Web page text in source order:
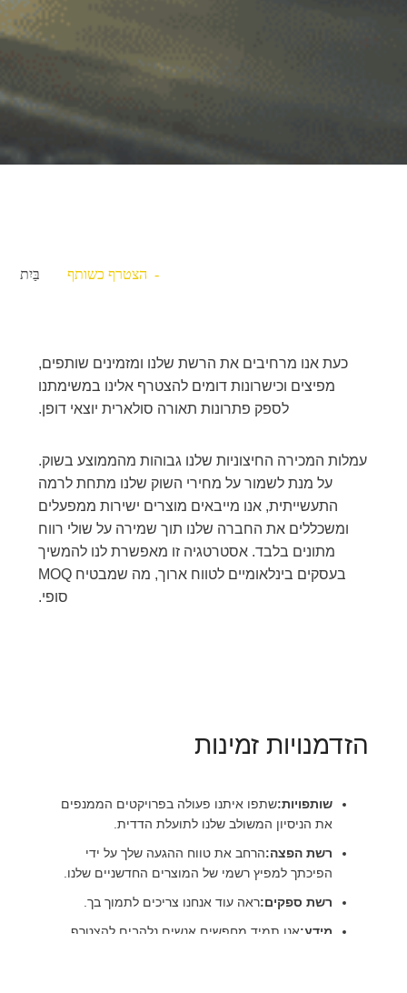
בַּיִת - הצטרף כשותף
כעת אנו מרחיבים את הרשת שלנו ומזמינים שותפים,
מפיצים וכישרונות דומים להצטרף אלינו במשימתנו
לספק פתרונות תאורה סולארית יוצאי דופן.
עמלות המכירה החיצוניות שלנו גבוהות מהממוצע בשוק.
על מנת לשמור על מחירי השוק שלנו מתחת לרמה
התעשייתית, אנו מייבאים מוצרים ישירות ממפעלים
ומשכללים את החברה שלנו תוך שמירה על שולי רווח
מתונים בלבד. אסטרטגיה זו מאפשרת לנו להמשיך
בעסקים בינלאומיים לטווח ארוך, מה שמבטיח MOQ
סופי.
הזדמנויות זמינות
שותפויות:שתפו איתנו פעולה בפרויקטים הממנפים
את הניסיון המשולב שלנו לתועלת הדדית.
רשת הפצה:הרחב את טווח ההגעה שלך על ידי
הפיכתך למפיץ רשמי של המוצרים החדשניים שלנו.
רשת ספקים:ראה עוד אנחנו צריכים לתמוך בך.
מידע:אנו תמיד מחפשים אנשים נלהבים להצטרף